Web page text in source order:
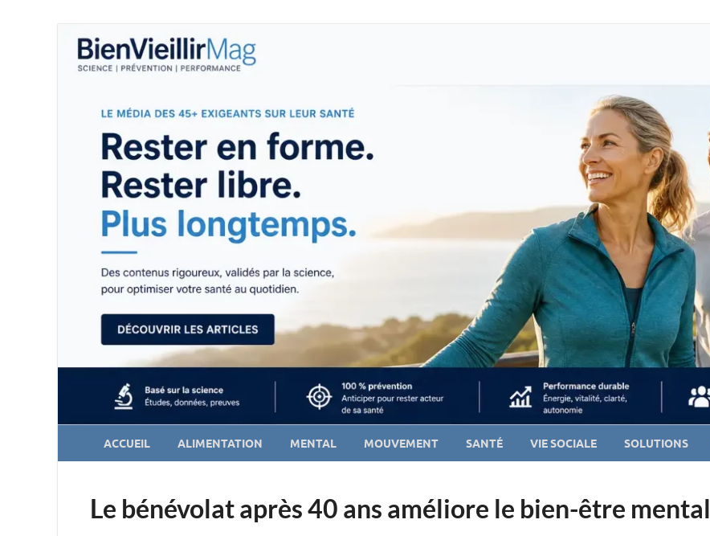
ACCUEIL ALIMENTATION MENTAL MOUVEMENT SANTÉ VIE SOCIALE SOLUTIONS
Le bénévolat après 40 ans améliore le bien-être mental